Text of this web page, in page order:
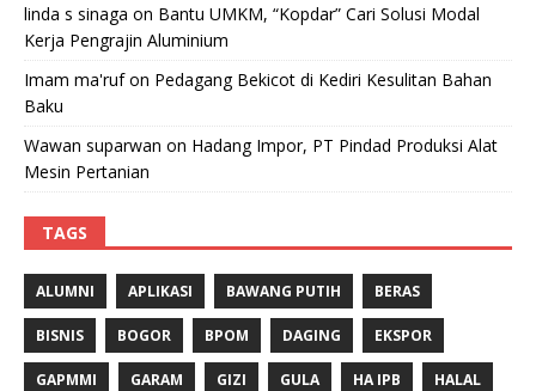
linda s sinaga on Bantu UMKM, “Kopdar” Cari Solusi Modal
Kerja Pengrajin Aluminium
Imam ma'rufon Pedagang Bekicot di Kediri Kesulitan Bahan
Baku
Wawan suparwan on Hadang Impor, PT Pindad Produksi Alat
Mesin Pertanian
TAGS
ALUMNI APLIKASI BAWANG PUTIH BERAS
BISNIS BOGOR BPOM DAGING EKSPOR
GAPMMI GARAM GIZI GULA HA IPB HALAL